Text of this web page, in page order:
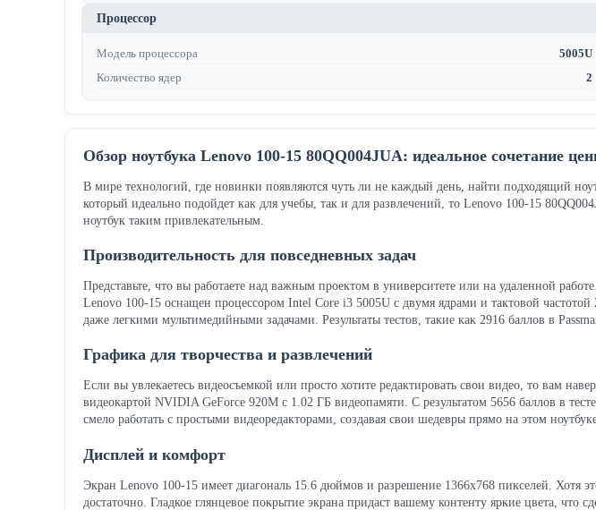
Процессор
Модель процессора 5005U
Количество ядер
2
Обзор ноутбука Lenovo 100-15 80QQ004JUA: идеальное сочетание
В мире технологий, где новинки появляются чуть ли не каждый день, найти подходящий
который идеально подойдет как для учебы, так и для развлечений, то Lenovo 100-15
ноутбук таким привлекательным.
Производительность для повседневных задач
Представьте, что вы работаете над важным проектом в университете или на удаленной
Lenovo 100-15 оснащен процессором Intel Core i3 5005U с двумя ядрами и тактовой
даже легкими мультимедийными задачами. Результаты тестов, такие как 2916 баллов в
Графика для творчества и развлечений
Если вы увлекаетесь видеосъемкой или просто хотите редактировать свои видео, то вам
видеокартой NVIDIA GeForce 920M с 1.02 ГБ видеопамяти. С результатом 5656 баллов в
смело работать с простыми видеоредакторами, создавая свои шедевры прямо на этом
Дисплей и комфорт
Экран Lenovo 100-15 имеет диагональ 15.6 дюймов и разрешение 1366x768 пикселей. Хотя
достаточно. Гладкое глянцевое покрытие экрана придаст вашему контенту яркие цвета, что